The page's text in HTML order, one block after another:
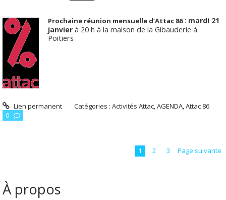
Prochaine réunion mensuelle d’Attac 86: mardi 21
janvier à 20 h à la maison de la Gibauderie à
Poitiers
Lien permanent Catégories :Activités Attac,AGENDA,Attac 86
0
1 2 3 Page suivante
À propos